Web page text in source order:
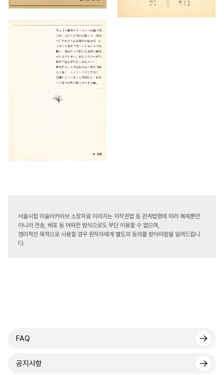
서울시립 미술아카이브 소장자료 이미지는 저작권법 등 관계법령에 따라 복제뿐만
아니라 전송, 배포 등 어떠한 방식으로도 무단 이용할 수 없으며,
영리적인 목적으로 사용할 경우 원작자에게 별도의 동의를 받아야함을 알려드립니
다.
FAQ
공지사항